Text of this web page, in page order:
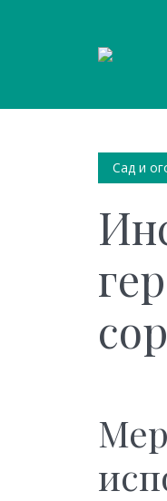
Сад и